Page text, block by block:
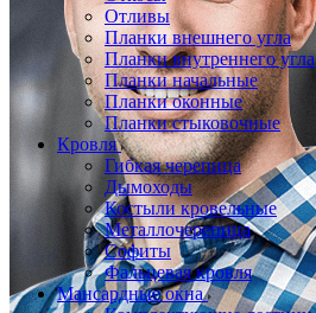
Отливы
Планки внешнего угла
Планки внутреннего угла
Планки начальные
Планки оконные
Планки стыковочные
Кровля
Гибкая черепица
Дымоходы
Костыли кровельные
Металлочерепица
Софиты
Фальцевая кровля
Мансардные окна